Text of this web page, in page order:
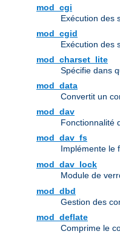
mod_cgi
Exécution des
mod_cgid
Exécution des
mod_charset_lite
Spécifie dans
mod_data
Convertit un
mod_dav
Fonctionnalité
mod_dav_fs
Implémente le
mod_dav_lock
Module de
mod_dbd
Gestion des
mod_deflate
Comprime le